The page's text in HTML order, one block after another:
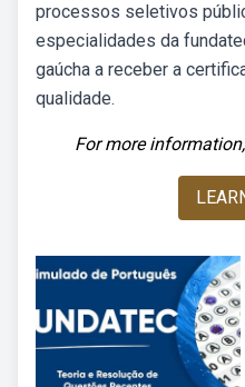
processos seletivos
especialidades da
gaúcha a receber a
qualidade.
For more